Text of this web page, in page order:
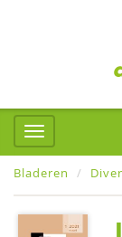
Bladeren